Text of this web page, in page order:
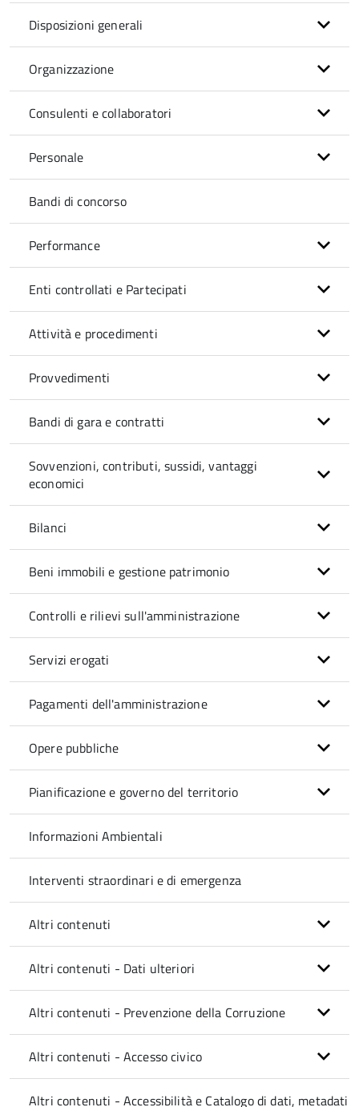
Disposizioni generali
Organizzazione
Consulenti e collaboratori
Personale
Bandi di concorso
Performance
Enti controllati e Partecipati
Attività e procedimenti
Provvedimenti
Bandi di gara e contratti
Sovvenzioni, contributi, sussidi, vantaggi
economici
Bilanci
Beni immobili e gestione patrimonio
Controlli e rilievi sull'amministrazione
Servizi erogati
Pagamenti dell'amministrazione
Opere pubbliche
Pianificazione e governo del territorio
Informazioni Ambientali
Interventi straordinari e di emergenza
Altri contenuti
Altri contenuti - Dati ulteriori
Altri contenuti - Prevenzione della Corruzione
Altri contenuti - Accesso civico
Altri contenuti - Accessibilità e Catalogo di dati, metadati